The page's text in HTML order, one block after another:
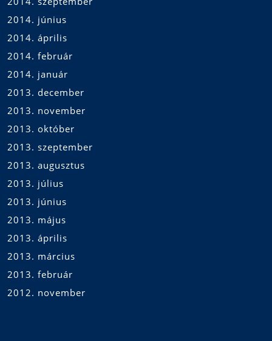
2014. június
2014. április
2014. február
2014. január
2013. december
2013. november
2013. október
2013. szeptember
2013. augusztus
2013. július
2013. június
2013. május
2013. április
2013. március
2013. február
2012. november